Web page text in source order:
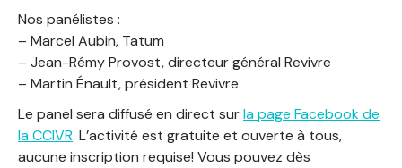
Nos panélistes :
– Marcel Aubin, Tatum
– Jean-Rémy Provost, directeur général Revivre
– Martin Énault, président Revivre
Le panel sera diffusé en direct surla page Facebook de
la CCIVR. L’activité est gratuite et ouverte à tous,
aucune inscription requise! Vous pouvez dès